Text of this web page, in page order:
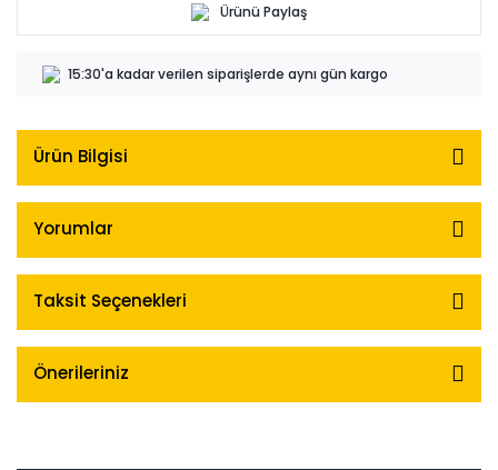
Ürünü Paylaş
15:30'a kadar verilen siparişlerde aynı gün kargo
Ürün Bilgisi
Yorumlar
Taksit Seçenekleri
Önerileriniz